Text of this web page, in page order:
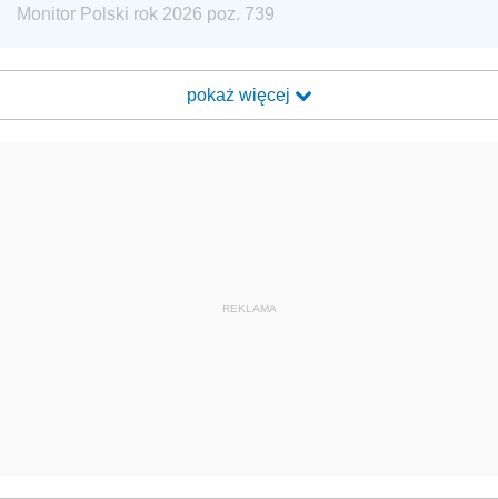
Monitor Polski rok 2026 poz. 739
pokaż więcej
REKLAMA